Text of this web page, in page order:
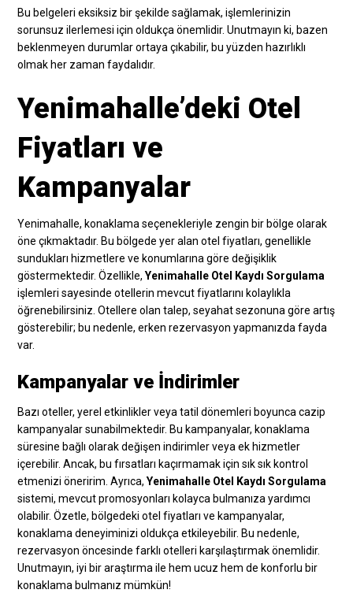
Bu belgeleri eksiksiz bir şekilde sağlamak, işlemlerinizin
sorunsuz ilerlemesi için oldukça önemlidir. Unutmayın ki, bazen
beklenmeyen durumlar ortaya çıkabilir, bu yüzden hazırlıklı
olmak her zaman faydalıdır.
Yenimahalle’deki Otel
Fiyatları ve
Kampanyalar
Yenimahalle, konaklama seçenekleriyle zengin bir bölge olarak
öne çıkmaktadır. Bu bölgede yer alan otel fiyatları, genellikle
sundukları hizmetlere ve konumlarına göre değişiklik
göstermektedir. Özellikle,Yenimahalle Otel Kaydı Sorgulama
işlemleri sayesinde otellerin mevcut fiyatlarını kolaylıkla
öğrenebilirsiniz. Otellere olan talep, seyahat sezonuna göre artış
gösterebilir; bu nedenle, erken rezervasyon yapmanızda fayda
var.
Kampanyalar ve İndirimler
Bazı oteller, yerel etkinlikler veya tatil dönemleri boyunca cazip
kampanyalar sunabilmektedir. Bu kampanyalar, konaklama
süresine bağlı olarak değişen indirimler veya ek hizmetler
içerebilir. Ancak, bu fırsatları kaçırmamak için sık sık kontrol
etmenizi öneririm. Ayrıca,Yenimahalle Otel Kaydı Sorgulama
sistemi, mevcut promosyonları kolayca bulmanıza yardımcı
olabilir. Özetle, bölgedeki otel fiyatları ve kampanyalar,
konaklama deneyiminizi oldukça etkileyebilir. Bu nedenle,
rezervasyon öncesinde farklı otelleri karşılaştırmak önemlidir.
Unutmayın, iyi bir araştırma ile hem ucuz hem de konforlu bir
konaklama bulmanız mümkün!